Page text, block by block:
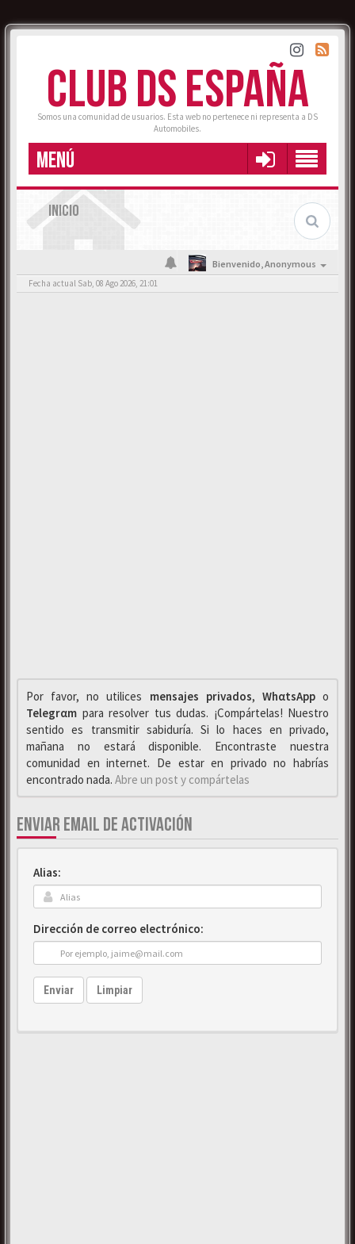
CLUB DS ESPAÑA
Somos una comunidad de usuarios. Esta web no pertenece ni representa a DS
Automobiles.
MENÚ
INICIO
Bienvenido,Anonymous
Fecha actual Sab, 08 Ago 2026, 21:01
Por favor, no utilices mensajes privados, WhαtsAppo
Telegrαm para resolver tus dudas. ¡Compártelas! Nuestro
sentido es transmitir sabiduría. Si lo haces en privado,
mañana no estará disponible. Encontraste nuestra
comunidad en internet. De estar en privado no habrías
encontrado nada. Abre un post y compártelas
ENVIAR EMAIL DE ACTIVACIÓN
Alias:
Dirección de correo electrónico:
Enviar Limpiar